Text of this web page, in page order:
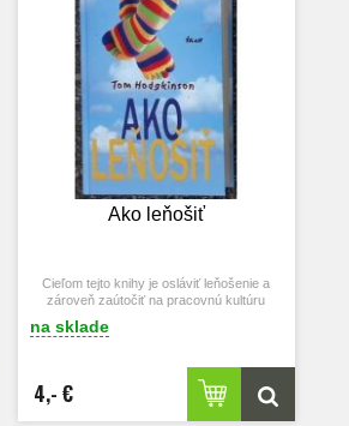
Ako leňošiť
Cieľom tejto knihy je osláviť leňošenie a
zároveň zaútočiť na pracovnú kultúru
na sklade
4,- €